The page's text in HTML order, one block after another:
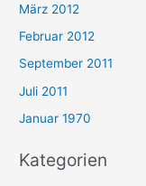
März 2012
Februar 2012
September 2011
Juli 2011
Januar 1970
Kategorien